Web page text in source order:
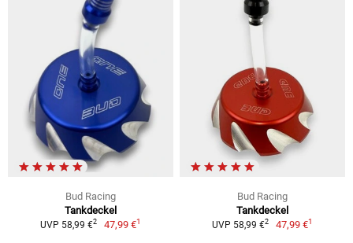
Bud Racing
Tankdeckel
UVP 58,99 €2 47,99 €1
Bud Racing
Tankdeckel
UVP 58,99 €2 47,99 €1